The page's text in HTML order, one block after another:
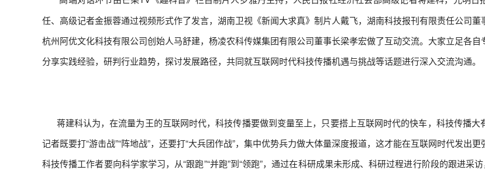
任、高级记者金振蓉通过视频形式作了发言，湖南卫视《新闻大求真》制片人戴飞，湖南科技报刊有限责任公司董
杭州阿优文化科技有限公司创始人马舒建，杨凌农科传媒集团有限公司董事长梁孝宏做了互动交流。大家立足各自
分享实践经验，研判行业趋势，探讨发展路径，共同就互联网时代科技传播机遇与挑战等话题进行深入交流沟通。
蒋建科认为，在流量为王的互联网时代，科技传播要做到变量至上，只要搭上互联网时代的快车，科技传播大
记者既要打“游击战”“阵地战”，还要打“大兵团作战”，集中优势兵力做大体量深度报道，这才能在互联网时代发出更
科技传播工作者要向科学家学习，从“跟跑”“并跑”到“领跑”，通过在科研成果未形成、科研过程进行阶段的跟进采